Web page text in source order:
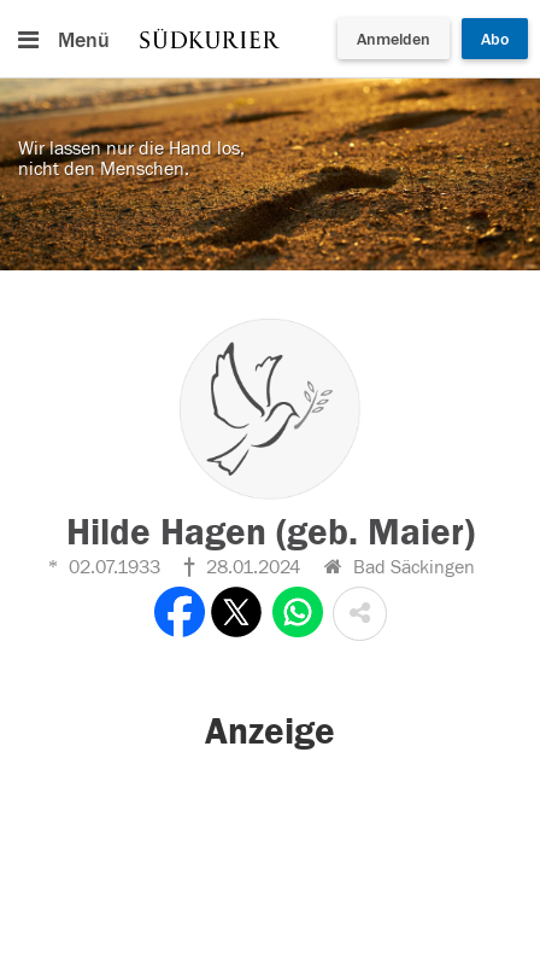
Menü Anmelden Abo
Wir lassen nur die Hand los,
nicht den Menschen.
Hilde Hagen (geb. Maier)
02.07.1933 28.01.2024 Bad Säckingen
Anzeige